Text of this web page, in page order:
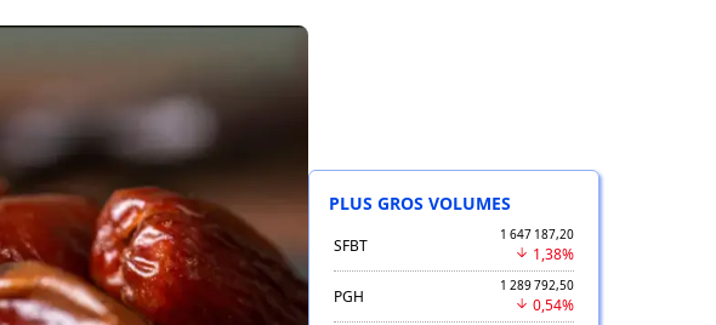
PLUS GROS VOLUMES
SFBT
1 647 187,20
1,38%
PGH
1 289 792,50
0,54%